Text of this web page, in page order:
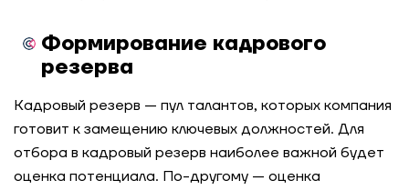
Формирование кадрового
резерва
Кадровый резерв — пул талантов, которых компания
готовит к замещению ключевых должностей. Для
отбора в кадровый резерв наиболее важной будет
оценка потенциала. По-другому — оценка